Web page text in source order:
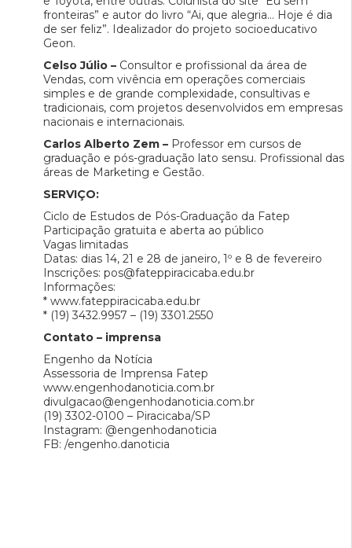
fronteiras” e autor do livro “Ai, que alegria… Hoje é dia
de ser feliz”. Idealizador do projeto socioeducativo
Geon.
Celso Júlio – Consultor e profissional da área de
Vendas, com vivência em operações comerciais
simples e de grande complexidade, consultivas e
tradicionais, com projetos desenvolvidos em empresas
nacionais e internacionais.
Carlos Alberto Zem – Professor em cursos de
graduação e pós-graduação lato sensu. Profissional das
áreas de Marketing e Gestão.
SERVIÇO:
Ciclo de Estudos de Pós-Graduação da Fatep
Participação gratuita e aberta ao público
Vagas limitadas
Datas: dias 14, 21 e 28 de janeiro, 1º e 8 de fevereiro
Inscrições: pos@fateppiracicaba.edu.br
Informações:
* www.fateppiracicaba.edu.br
* (19) 3432.9957 – (19) 3301.2550
Contato – imprensa
Engenho da Notícia
Assessoria de Imprensa Fatep
www.engenhodanoticia.com.br
divulgacao@engenhodanoticia.com.br
(19) 3302-0100 – Piracicaba/SP
Instagram: @engenhodanoticia
FB: /engenho.danoticia